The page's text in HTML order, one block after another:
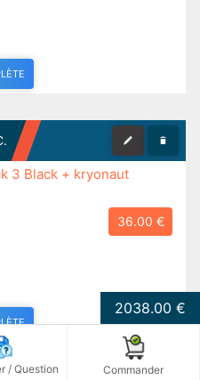
3 Black + kryonaut
36.00 €
2038.00 €
/ Question Commander